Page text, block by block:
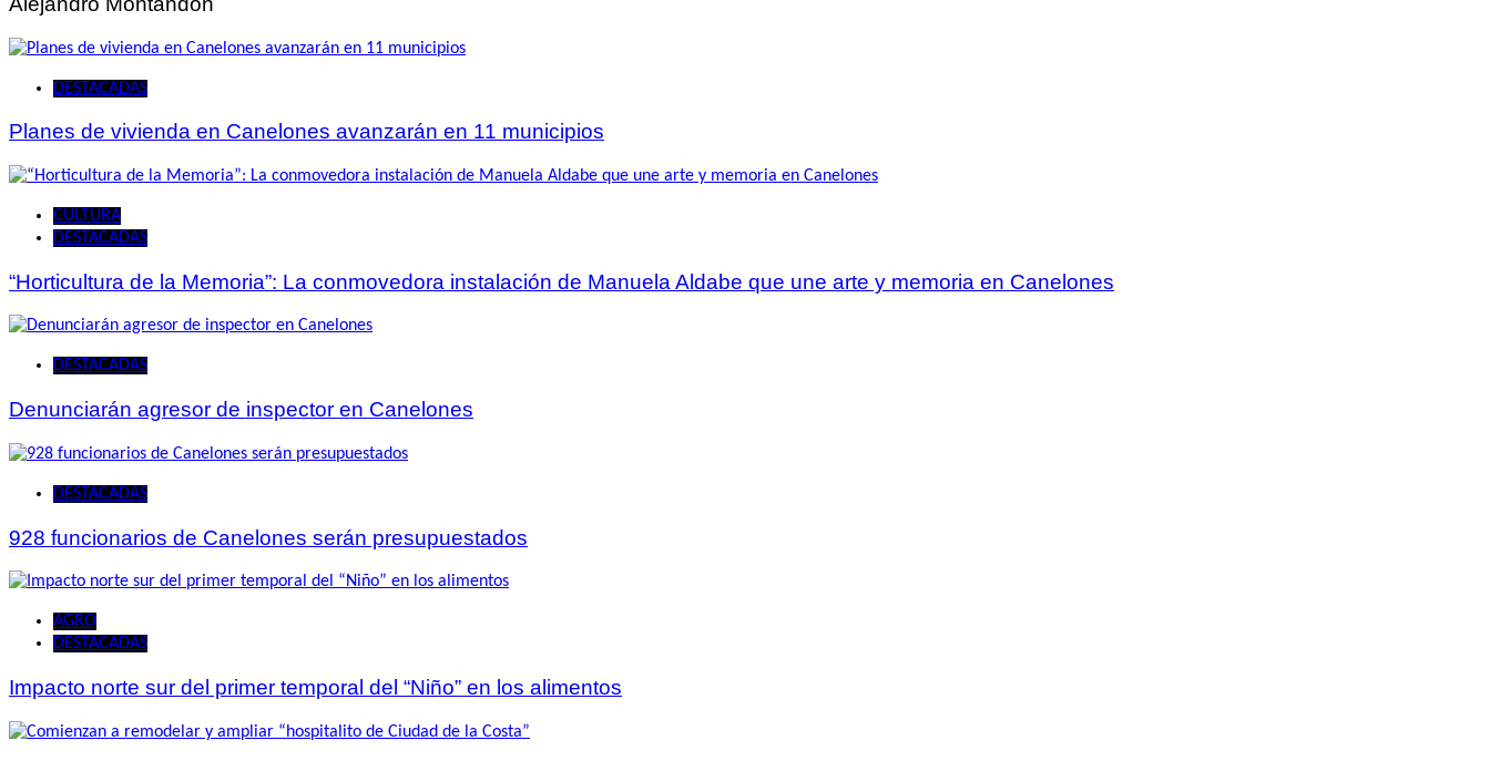
DESTACADAS
Planes de vivienda en Canelones avanzarán en 11 municipios
CULTURA
DESTACADAS
“Horticultura de la Memoria”: La conmovedora instalación de Manuela Aldabe que une arte y memoria en Canelones
DESTACADAS
Denunciarán agresor de inspector en Canelones
DESTACADAS
928 funcionarios de Canelones serán presupuestados
AGRO
DESTACADAS
Impacto norte sur del primer temporal del “Niño” en los alimentos